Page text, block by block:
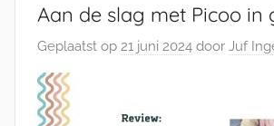
Aan de slag met Picoo in
Geplaatst op 21 juni 2024 door Juf